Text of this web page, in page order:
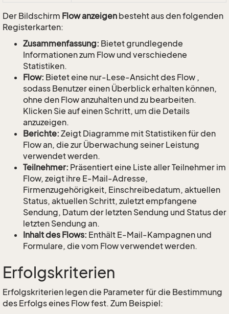
Der Bildschirm Flow anzeigen besteht aus den folgenden
Registerkarten:
Zusammenfassung: Bietet grundlegende
Informationen zum Flow und verschiedene
Statistiken.
Flow: Bietet eine nur-Lese-Ansicht des Flow ,
sodass Benutzer einen Überblick erhalten können,
ohne den Flow anzuhalten und zu bearbeiten.
Klicken Sie auf einen Schritt, um die Details
anzuzeigen.
Berichte: Zeigt Diagramme mit Statistiken für den
Flow an, die zur Überwachung seiner Leistung
verwendet werden.
Teilnehmer: Präsentiert eine Liste aller Teilnehmer im
Flow, zeigt ihre E-Mail-Adresse,
Firmenzugehörigkeit, Einschreibedatum, aktuellen
Status, aktuellen Schritt, zuletzt empfangene
Sendung, Datum der letzten Sendung und Status der
letzten Sendung an.
Inhalt des Flows: Enthält E-Mail-Kampagnen und
Formulare, die vom Flow verwendet werden.
Erfolgskriterien
Erfolgskriterien legen die Parameter für die Bestimmung
des Erfolgs eines Flow fest. Zum Beispiel: